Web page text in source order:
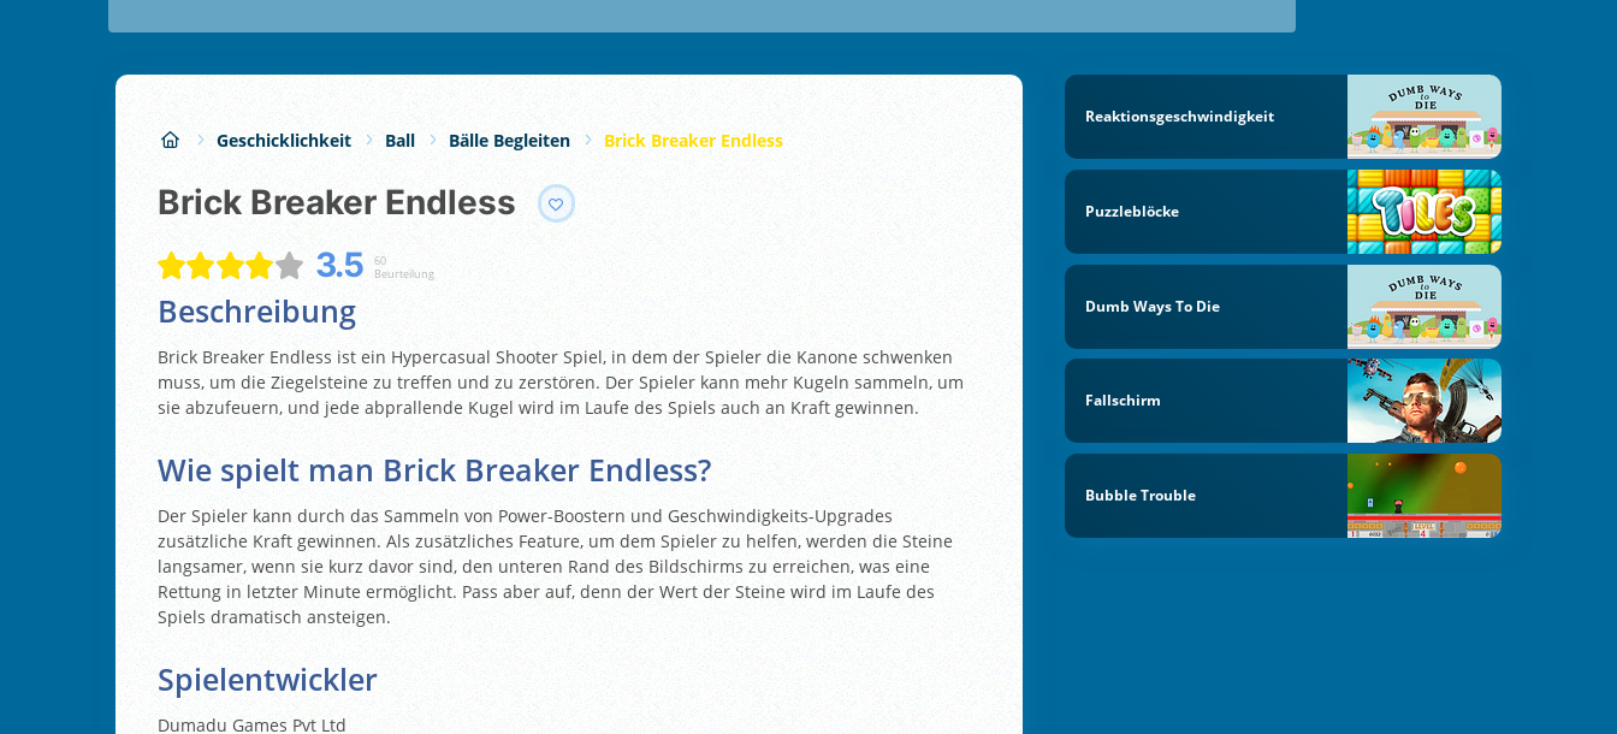
Geschicklichkeit Ball Bälle Begleiten Brick Breaker Endless
Brick Breaker Endless
3.5
60
Beurteilung
Beschreibung
Brick Breaker Endless ist ein Hypercasual Shooter Spiel, in dem der Spieler die Kanone schwenken
muss, um die Ziegelsteine zu treffen und zu zerstören. Der Spieler kann mehr Kugeln sammeln, um
sie abzufeuern, und jede abprallende Kugel wird im Laufe des Spiels auch an Kraft gewinnen.
Wie spielt man Brick Breaker Endless?
Der Spieler kann durch das Sammeln von Power-Boostern und Geschwindigkeits-Upgrades
zusätzliche Kraft gewinnen. Als zusätzliches Feature, um dem Spieler zu helfen, werden die Steine
langsamer, wenn sie kurz davor sind, den unteren Rand des Bildschirms zu erreichen, was eine
Rettung in letzter Minute ermöglicht. Pass aber auf, denn der Wert der Steine wird im Laufe des
Spiels dramatisch ansteigen.
Spielentwickler
Dumadu Games Pvt Ltd
Reaktionsgeschwindigkeit
Puzzleblöcke
Dumb Ways To Die
Fallschirm
Bubble Trouble